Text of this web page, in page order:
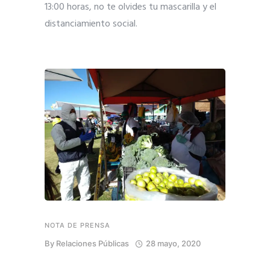
13:00 horas, no te olvides tu mascarilla y el
distanciamiento social.
NOTA DE PRENSA
By Relaciones Públicas 28 mayo, 2020